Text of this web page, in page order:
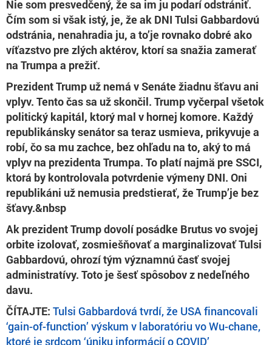
Nie som presvedčený, že sa im ju podarí odstrániť.
Čím som si však istý, je, že ak DNI Tulsi Gabbardovú
odstránia, nenahradia ju, a to’je rovnako dobré ako
víťazstvo pre zlých aktérov, ktorí sa snažia zamerať
na Trumpa a prežiť.
Prezident Trump už nemá v Senáte žiadnu šťavu ani
vplyv. Tento čas sa už skončil. Trump vyčerpal všetok
politický kapitál, ktorý mal v hornej komore. Každý
republikánsky senátor sa teraz usmieva, prikyvuje a
robí, čo sa mu zachce, bez ohľadu na to, aký to má
vplyv na prezidenta Trumpa. To platí najmä pre SSCI,
ktorá by kontrolovala potvrdenie výmeny DNI. Oni
republikáni už nemusia predstierať, že Trump’je bez
šťavy.&nbsp
Ak prezident Trump dovolí posádke Brutus vo svojej
orbite izolovať, zosmiešňovať a marginalizovať Tulsi
Gabbardovú, ohrozí tým významnú časť svojej
administratívy. Toto je šesť spôsobov z nedeľného
davu.
ČÍTAJTE: Tulsi Gabbardová tvrdí, že USA financovali
‘gain-of-function’ výskum v laboratóriu vo Wu-chane,
ktoré je srdcom ‘úniku informácií o COVID’